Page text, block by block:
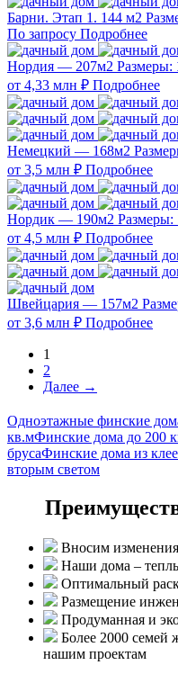
Барни. Этап 1. 144 м2
По запросу Подробнее
Нордия — 207м2 Размеры:
от 4,33 млн ₽ Подробнее
Немецкий — 168м2
от 3,5 млн ₽ Подробнее
Нордик — 190м2 Размеры:
от 4,5 млн ₽ Подробнее
Швейцария — 157м2
от 3,6 млн ₽ Подробнее
1
2
Далее →
Одноэтажные финские
кв.мФинские дома до 200
брусаФинские дома из
вторым светом
Вносим
Наши дома –
Оптимальный
Размещение
Продуманная и
Более 2000 семей
нашим проектам